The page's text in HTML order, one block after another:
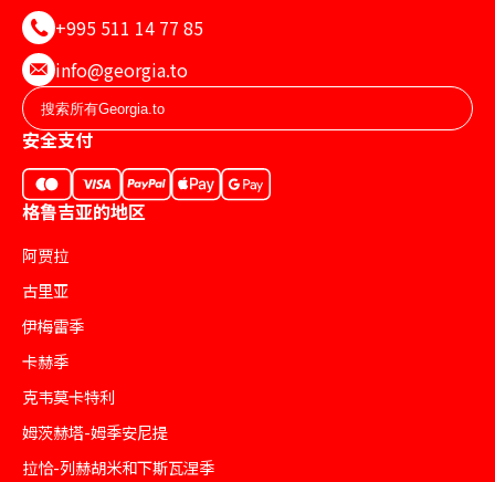
+995 511 14 77 85
info@georgia.to
安全支付
格鲁吉亚的地区
阿贾拉
古里亚
伊梅雷季
卡赫季
克韦莫卡特利
姆茨赫塔-姆季安尼提
拉恰-列赫胡米和下斯瓦涅季